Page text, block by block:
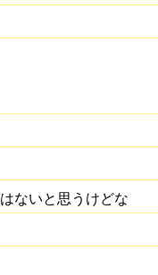
ないと思うけどな